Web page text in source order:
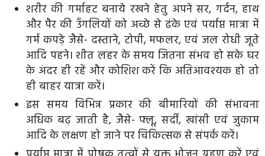
शरीर की गर्माहट बनाये रखने हेतु अपने सर, गर्दन, हाथ
और पैर की उँगलियों को अच्छे से ढंके एवं पर्याप्त मात्रा में
गर्म कपड़े जैसे- दस्ताने, टोपी, मफलर, एवं जल रोधी जूते
आदि पहने। शीत लहर के समय जितना संभव हो सके घर
के अंदर ही रहें और कोशिश करें कि अतिआवश्यक हो तो
ही बाहर यात्रा करें।
इस समय विभिन्न प्रकार की बीमारियों की संभावना
अधिक बढ़ जाती है, जैसे- फ्लू, सर्दी, खांसी एवं जुकाम
आदि के लक्षण हो जाने पर चिकित्सक से संपर्क करें।